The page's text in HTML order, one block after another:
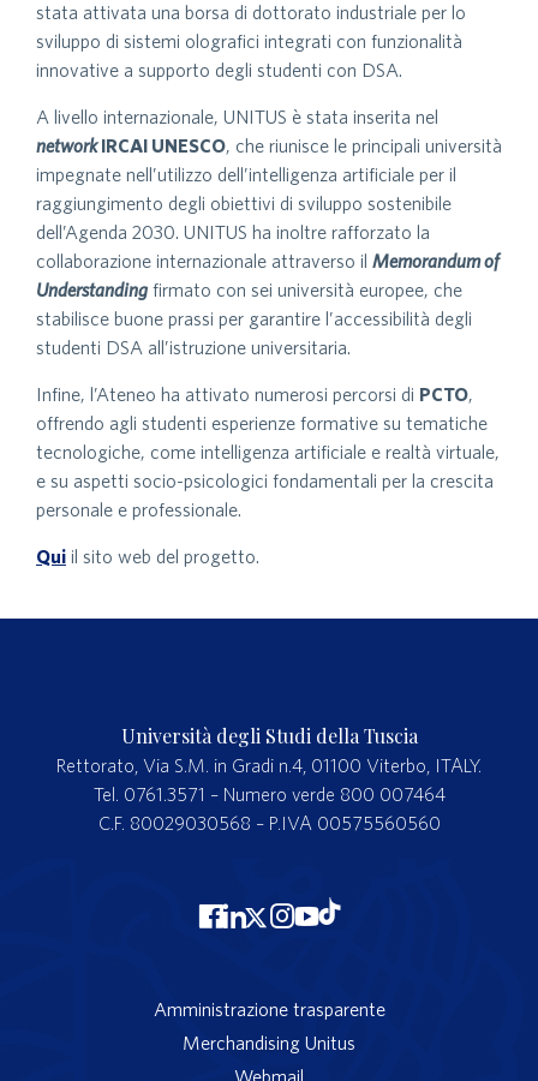
stata attivata una borsa di dottorato industriale per lo
sviluppo di sistemi olografici integrati con funzionalità
innovative a supporto degli studenti con DSA.
A livello internazionale, UNITUS è stata inserita nel
networkIRCAI UNESCO, che riunisce le principali università
impegnate nell’utilizzo dell’intelligenza artificiale per il
raggiungimento degli obiettivi di sviluppo sostenibile
dell’Agenda 2030. UNITUS ha inoltre rafforzato la
collaborazione internazionale attraverso il Memorandum of
Understanding firmato con sei università europee, che
stabilisce buone prassi per garantire l’accessibilità degli
studenti DSA all’istruzione universitaria.
Infine, l’Ateneo ha attivato numerosi percorsi di PCTO,
offrendo agli studenti esperienze formative su tematiche
tecnologiche, come intelligenza artificiale e realtà virtuale,
e su aspetti socio-psicologici fondamentali per la crescita
personale e professionale.
Qui il sito web del progetto.
Università degli Studi della Tuscia
Rettorato, Via S.M. in Gradi n.4, 01100 Viterbo, ITALY.
Tel. 0761.3571 – Numero verde 800 007464
C.F. 80029030568 – P.IVA 00575560560
Amministrazione trasparente
Merchandising Unitus
Webmail